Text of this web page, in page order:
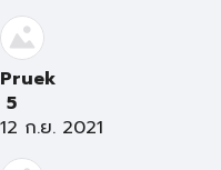
Pruek
5
12 ก.ย. 2021